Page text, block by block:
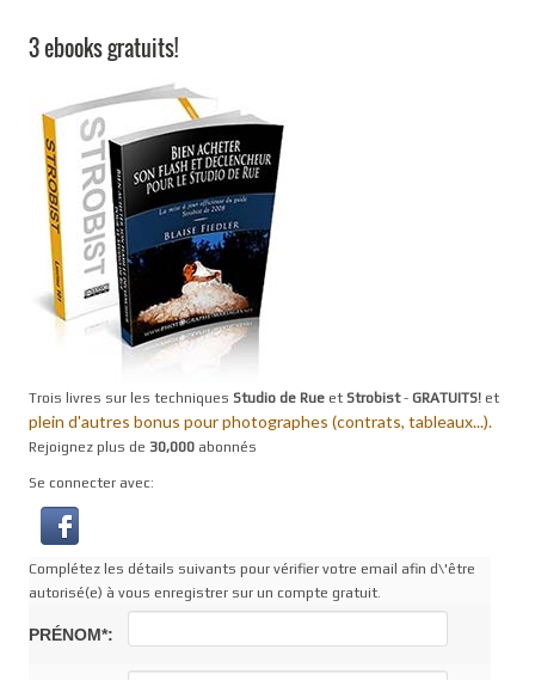
3 ebooks gratuits!
Trois livres sur les techniques Studio de Rue et Strobist- GRATUITS! et
plein d'autres bonus pour photographes (contrats, tableaux...).
Rejoignez plus de 30,000 abonnés
Se connecter avec:
Complétez les détails suivants pour vérifier votre email afin d\'être
autorisé(e) à vous enregistrer sur un compte gratuit.
PRÉNOM*: